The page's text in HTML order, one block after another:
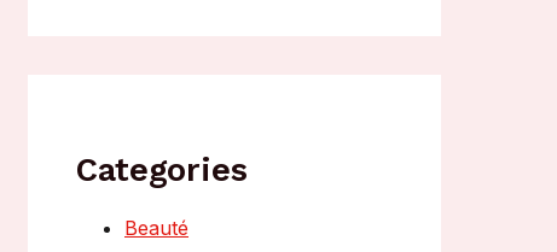
Categories
Beauté